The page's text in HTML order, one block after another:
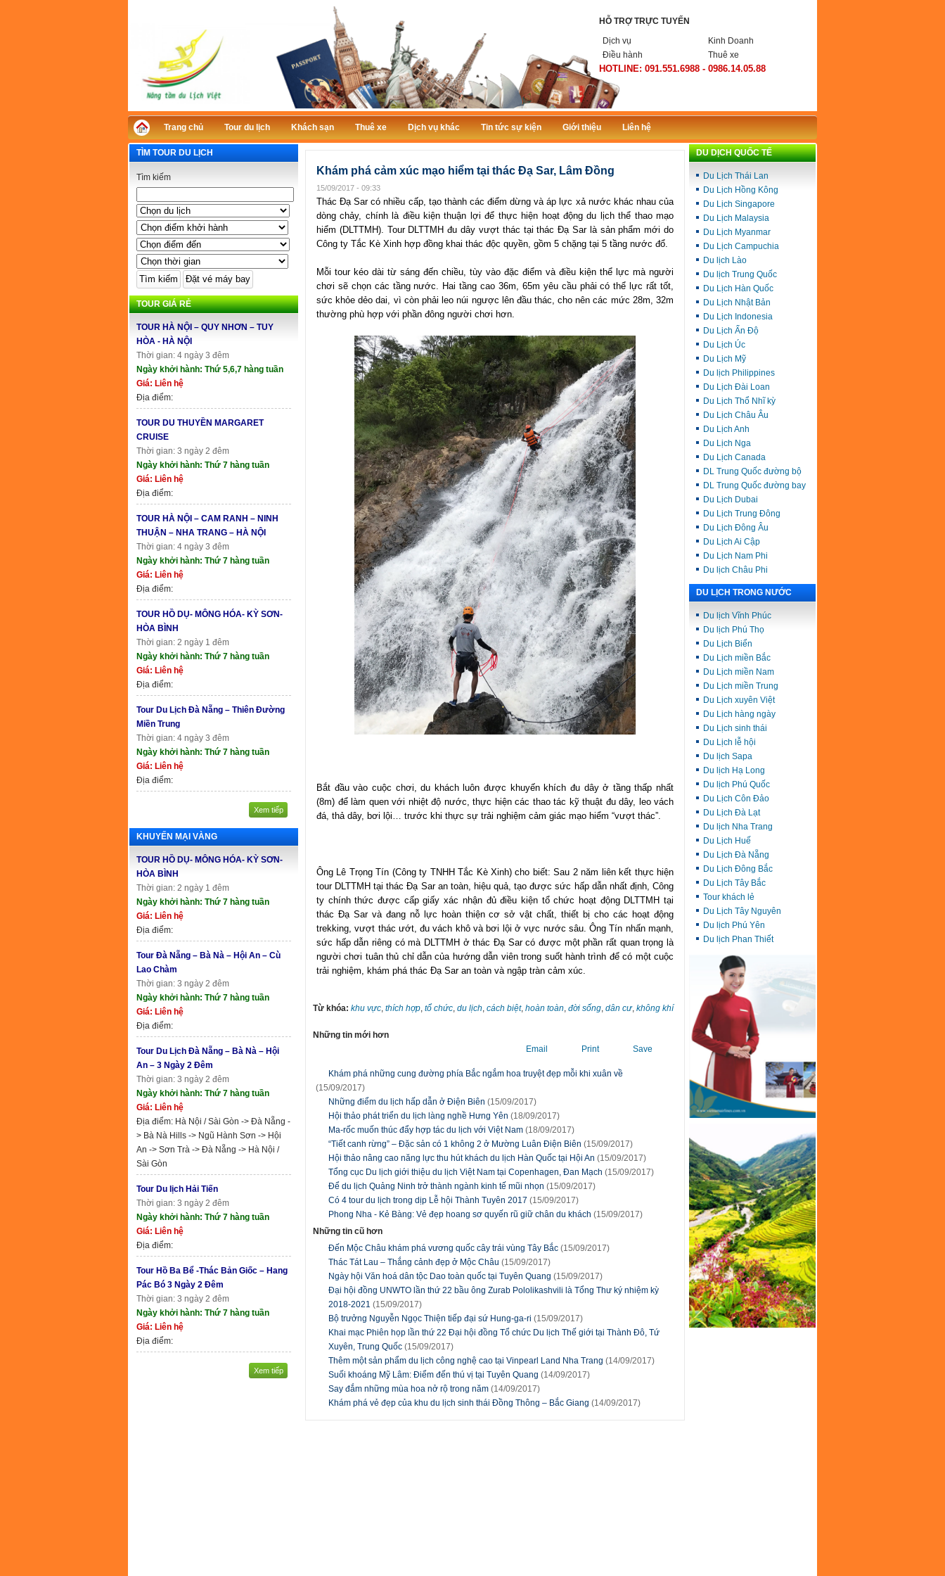
HỖ TRỢ TRỰC TUYẾN
Dịch vụ
Kinh Doanh
Điều hành
Thuê xe
HOTLINE: 091.551.6988 - 0986.14.05.88
Trang chủ Tour du lịch Khách sạn Thuê xe Dịch vụ khác Tin tức sự kiện Giới thiệu Liên hệ
TÌM TOUR DU LỊCH
Tìm kiếm
TOUR GIÁ RẺ
TOUR HÀ NỘI – QUY NHƠN – TUY
HÒA - HÀ NỘI
Thời gian: 4 ngày 3 đêm
Ngày khởi hành: Thứ 5,6,7 hàng tuần
Giá: Liên hệ
Địa điểm:
TOUR DU THUYỀN MARGARET
CRUISE
Thời gian: 3 ngày 2 đêm
Ngày khởi hành: Thứ 7 hàng tuần
Giá: Liên hệ
Địa điểm:
TOUR HÀ NỘI – CAM RANH – NINH
THUẬN – NHA TRANG – HÀ NỘI
Thời gian: 4 ngày 3 đêm
Ngày khởi hành: Thứ 7 hàng tuần
Giá: Liên hệ
Địa điểm:
TOUR HỒ DỤ- MÔNG HÓA- KỲ SƠN-
HÒA BÌNH
Thời gian: 2 ngày 1 đêm
Ngày khởi hành: Thứ 7 hàng tuần
Giá: Liên hệ
Địa điểm:
Tour Du Lịch Đà Nẵng – Thiên Đường
Miền Trung
Thời gian: 4 ngày 3 đêm
Ngày khởi hành: Thứ 7 hàng tuần
Giá: Liên hệ
Địa điểm:
Xem tiếp
KHUYẾN MẠI VÀNG
TOUR HỒ DỤ- MÔNG HÓA- KỲ SƠN-
HÒA BÌNH
Thời gian: 2 ngày 1 đêm
Ngày khởi hành: Thứ 7 hàng tuần
Giá: Liên hệ
Địa điểm:
Tour Đà Nẵng – Bà Nà – Hội An – Cù
Lao Chàm
Thời gian: 3 ngày 2 đêm
Ngày khởi hành: Thứ 7 hàng tuần
Giá: Liên hệ
Địa điểm:
Tour Du Lịch Đà Nẵng – Bà Nà – Hội
An – 3 Ngày 2 Đêm
Thời gian: 3 ngày 2 đêm
Ngày khởi hành: Thứ 7 hàng tuần
Giá: Liên hệ
Địa điểm: Hà Nội / Sài Gòn -> Đà Nẵng -
> Bà Nà Hills -> Ngũ Hành Sơn -> Hội
An -> Sơn Trà -> Đà Nẵng -> Hà Nội /
Sài Gòn
Tour Du lịch Hải Tiến
Thời gian: 3 ngày 2 đêm
Ngày khởi hành: Thứ 7 hàng tuần
Giá: Liên hệ
Địa điểm:
Tour Hồ Ba Bể -Thác Bản Giốc – Hang
Pác Bó 3 Ngày 2 Đêm
Thời gian: 3 ngày 2 đêm
Ngày khởi hành: Thứ 7 hàng tuần
Giá: Liên hệ
Địa điểm:
Xem tiếp
Khám phá cảm xúc mạo hiểm tại thác Ðạ Sar, Lâm Đồng
15/09/2017 - 09:33
Thác Đạ Sar có nhiều cấp, tạo thành các điểm dừng và áp lực xả nước khác nhau của
dòng chảy, chính là điều kiện thuận lợi để thực hiện hoạt động du lịch thể thao mạo
hiểm (DLTTMH). Tour DLTTMH đu dây vượt thác tại thác Đạ Sar là sản phẩm mới do
Công ty Tắc Kè Xinh hợp đồng khai thác độc quyền, gồm 5 chặng tại 5 tầng nước đổ.
Mỗi tour kéo dài từ sáng đến chiều, tùy vào đặc điểm và điều kiện thể lực mà người
chơi sẽ chọn các tầng nước. Hai tầng cao 36m, 65m yêu cầu phải có thể lực rất tốt,
sức khỏe dẻo dai, vì còn phải leo núi ngược lên đầu thác, cho nên các mức 28m, 32m
thường phù hợp với phần đông người chơi hơn.
Bắt đầu vào cuộc chơi, du khách luôn được khuyến khích đu dây ở tầng thấp nhất
(8m) để làm quen với nhiệt độ nước, thực hiện các thao tác kỹ thuật đu dây, leo vách
đá, thả dây, bơi lội… trước khi thực sự trải nghiệm cảm giác mạo hiểm “vượt thác”.
Ông Lê Trọng Tín (Công ty TNHH Tắc Kè Xinh) cho biết: Sau 2 năm liên kết thực hiện
tour DLTTMH tại thác Đạ Sar an toàn, hiệu quả, tạo được sức hấp dẫn nhất định, Công
ty chính thức được cấp giấy xác nhận đủ điều kiện tổ chức hoạt động DLTTMH tại
thác Đạ Sar và đang nỗ lực hoàn thiện cơ sở vật chất, thiết bị cho các hoạt động
trekking, vượt thác ướt, đu vách khô và bơi lội ở vực nước sâu. Ông Tín nhấn mạnh,
sức hấp dẫn riêng có mà DLTTMH ở thác Đạ Sar có được một phần rất quan trọng là
người chơi tuân thủ chỉ dẫn của hướng dẫn viên trong suốt hành trình để có một cuộc
trải nghiệm, khám phá thác Đạ Sar an toàn và ngập tràn cảm xúc.
Từ khóa: khu vực thích hợp tổ chức du lịch cách biệt, hoàn toàn đời sống dân cư, không khí
Email Print Save
Những tin mới hơn
Khám phá những cung đường phía Bắc ngắm hoa truyệt đẹp mỗi khi xuân về
(15/09/2017)
Những điểm du lịch hấp dẫn ở Điện Biên (15/09/2017)
Hội thảo phát triển du lịch làng nghề Hưng Yên (18/09/2017)
Ma-rốc muốn thúc đẩy hợp tác du lịch với Việt Nam (18/09/2017)
“Tiết canh rừng” – Đặc sản có 1 không 2 ở Mường Luân Điện Biên (15/09/2017)
Hội thảo nâng cao năng lực thu hút khách du lịch Hàn Quốc tại Hội An (15/09/2017)
Tổng cục Du lịch giới thiệu du lịch Việt Nam tại Copenhagen, Đan Mạch (15/09/2017)
Để du lịch Quảng Ninh trở thành ngành kinh tế mũi nhọn (15/09/2017)
Có 4 tour du lịch trong dịp Lễ hội Thành Tuyên 2017 (15/09/2017)
Phong Nha - Kẻ Bàng: Vẻ đẹp hoang sơ quyến rũ giữ chân du khách (15/09/2017)
Những tin cũ hơn
Đến Mộc Châu khám phá vương quốc cây trái vùng Tây Bắc (15/09/2017)
Thác Tát Lau – Thắng cảnh đẹp ở Mộc Châu (15/09/2017)
Ngày hội Văn hoá dân tộc Dao toàn quốc tại Tuyên Quang (15/09/2017)
Đại hội đồng UNWTO lần thứ 22 bầu ông Zurab Pololikashvili là Tổng Thư ký nhiệm kỳ
2018-2021 (15/09/2017)
Bộ trưởng Nguyễn Ngọc Thiện tiếp đại sứ Hung-ga-ri (15/09/2017)
Khai mạc Phiên họp lần thứ 22 Đại hội đồng Tổ chức Du lịch Thế giới tại Thành Đô, Tứ
Xuyên, Trung Quốc (15/09/2017)
Thêm một sản phẩm du lịch công nghệ cao tại Vinpearl Land Nha Trang (14/09/2017)
Suối khoáng Mỹ Lâm: Điểm đến thú vị tại Tuyên Quang (14/09/2017)
Say đắm những mùa hoa nở rộ trong năm (14/09/2017)
Khám phá vẻ đẹp của khu du lịch sinh thái Đồng Thông – Bắc Giang (14/09/2017)
DU DỊCH QUỐC TẾ
Du Lịch Thái Lan
Du Lịch Hồng Kông
Du Lịch Singapore
Du Lịch Malaysia
Du Lịch Myanmar
Du Lịch Campuchia
Du lịch Lào
Du lịch Trung Quốc
Du Lịch Hàn Quốc
Du Lịch Nhật Bản
Du Lịch Indonesia
Du Lịch Ấn Độ
Du Lịch Úc
Du Lịch Mỹ
Du lịch Philippines
Du Lịch Đài Loan
Du Lịch Thổ Nhĩ kỳ
Du Lịch Châu Âu
Du Lịch Anh
Du Lịch Nga
Du Lịch Canada
DL Trung Quốc đường bộ
DL Trung Quốc đường bay
Du Lịch Dubai
Du Lịch Trung Đông
Du Lịch Đông Âu
Du Lịch Ai Cập
Du Lịch Nam Phi
Du lịch Châu Phi
DU LỊCH TRONG NƯỚC
Du lịch Vĩnh Phúc
Du lịch Phú Thọ
Du Lịch Biển
Du Lịch miền Bắc
Du Lịch miền Nam
Du Lịch miền Trung
Du Lịch xuyên Việt
Du Lịch hàng ngày
Du Lịch sinh thái
Du Lịch lễ hội
Du lịch Sapa
Du lịch Hạ Long
Du lịch Phú Quốc
Du Lịch Côn Đảo
Du Lịch Đà Lạt
Du lịch Nha Trang
Du Lịch Huế
Du Lịch Đà Nẵng
Du Lịch Đông Bắc
Du Lịch Tây Bắc
Tour khách lẻ
Du Lịch Tây Nguyên
Du lịch Phú Yên
Du lịch Phan Thiết